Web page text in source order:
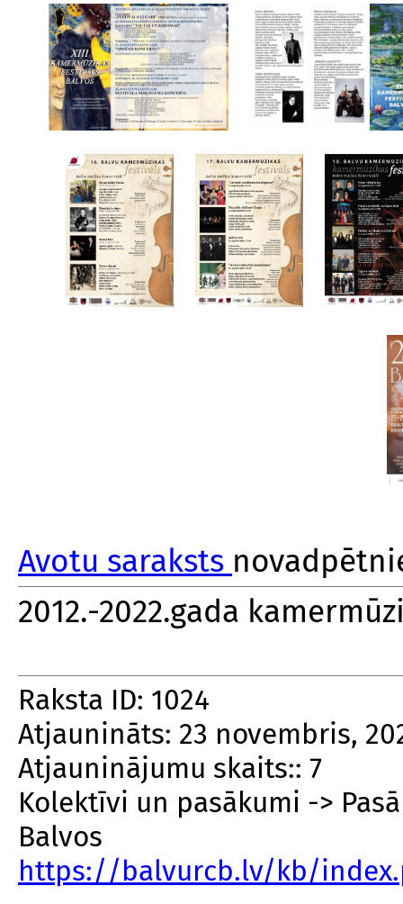
Avotu saraksts
2012.-2022.gada
Raksta ID: 1024
Atjaunināts: 23 novembris,
Atjauninājumu skaits:: 7
Kolektīvi un pasākumi ->
Balvos
https://balvurcb.lv/kb/